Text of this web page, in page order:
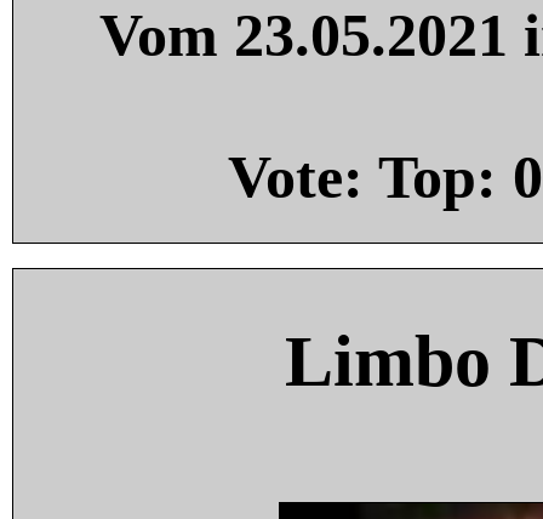
Vom
Vote: Top: 0
Limbo